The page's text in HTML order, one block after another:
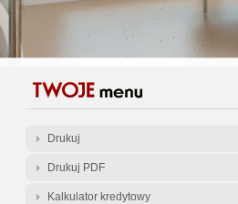
Gwarancja
Gratis -
Drukuj
Drukuj PDF
Kalkulator kredytowy